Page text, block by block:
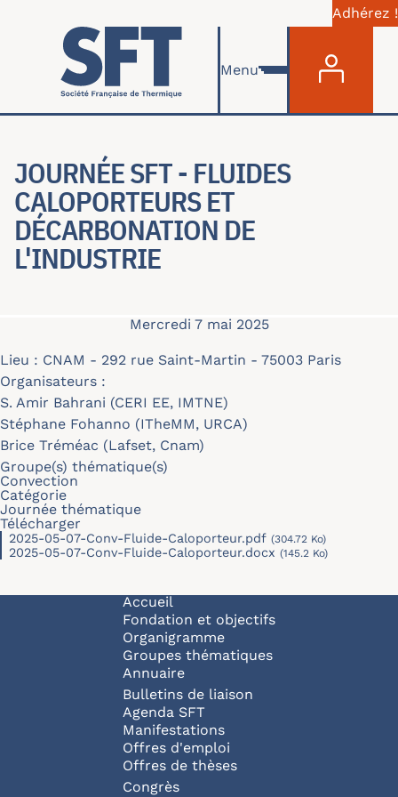
Aller au contenu principal
Adhérez !
Menu
JOURNÉE SFT - FLUIDES
CALOPORTEURS ET
DÉCARBONATION DE
L'INDUSTRIE
Mercredi 7 mai 2025
Lieu : CNAM - 292 rue Saint-Martin - 75003 Paris
Organisateurs :
S. Amir Bahrani (CERI EE, IMTNE)
Stéphane Fohanno (ITheMM, URCA)
Brice Tréméac (Lafset, Cnam)
Groupe(s) thématique(s)
Convection
Catégorie
Journée thématique
Télécharger
2025-05-07-Conv-Fluide-Caloporteur.pdf (304.72 Ko)
2025-05-07-Conv-Fluide-Caloporteur.docx (145.2 Ko)
Navigation principale
Accueil
Fondation et objectifs
Organigramme
Groupes thématiques
Annuaire
Bulletins de liaison
Agenda SFT
Manifestations
Offres d'emploi
Offres de thèses
Congrès